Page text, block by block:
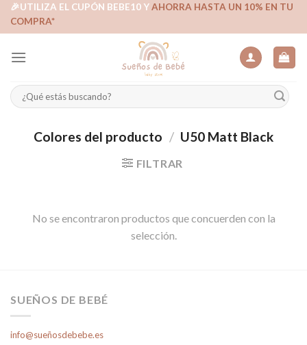
Skip🎉UTILIZA EL CUPÓN BEBE10 YAHORRA HASTA UN 10% EN TU
COMPRA*
Buscar
por:
Colores del producto / U50 Matt Black
FILTRAR
No se encontraron productos que concuerden con la
selección.
SUEÑOS DE BEBÉ
info@sueñosdebebe.es